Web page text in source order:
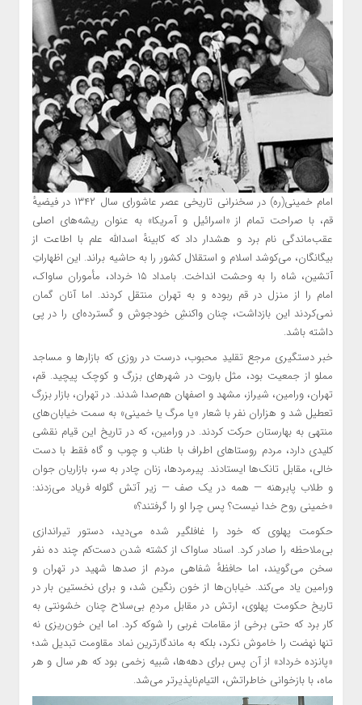
امام خمینی(ره) در سخنرانی تاریخی عصر عاشورای سال ۱۳۴۲ در فیضیهٔ
قم، با صراحت تمام از «اسرائیل و آمریکا» به عنوان ریشه‌های اصلی
عقب‌ماندگی نام برد و هشدار داد که کابینهٔ اسدالله علم با اطاعت از
بیگانگان، می‌کوشد اسلام و استقلال کشور را به حاشیه براند. این اظهاراتِ
آتشین، شاه را به وحشت انداخت. بامداد ۱۵ خرداد، مأموران ساواک،
امام را از منزل در قم ربوده و به تهران منتقل کردند. اما آنان گمان
نمی‌کردند این بازداشت، چنان واکنشِ خودجوش و گسترده‌ای را در پی
داشته باشد.
خبر دستگیری مرجع تقلیدِ محبوب، درست در روزی که بازارها و مساجد
مملو از جمعیت بود، مثل باروت در شهرهای بزرگ و کوچک پیچید. قم،
تهران، ورامین، شیراز، مشهد و اصفهان هم‌صدا شدند. در تهران، بازار بزرگ
تعطیل شد و هزاران نفر با شعار «یا مرگ یا خمینی» به سمت خیابان‌های
منتهی به بهارستان حرکت کردند. در ورامین، که در تاریخ این قیام نقشی
کلیدی دارد، مردم روستاهای اطراف با طناب و چوب و گاه فقط با دست
خالی، مقابل تانک‌ها ایستادند. پیرمردها، زنان چادر به سر، بازاریان جوان
و طلاب پابرهنه — همه در یک صف — زیر آتش گلوله فریاد می‌زدند:
«خمینی روح خدا نیست؟ پس چرا او را گرفتند؟»
حکومت پهلوی که خود را غافلگیر شده می‌دید، دستور تیراندازی
بی‌ملاحظه را صادر کرد. اسناد ساواک از کشته شدن دست‌کم چند ده نفر
سخن می‌گویند، اما حافظهٔ شفاهی مردم از صدها شهید در تهران و
ورامین یاد می‌کند. خیابان‌ها از خون رنگین شد، و برای نخستین بار در
تاریخ حکومت پهلوی، ارتش در مقابل مردمِ بی‌سلاح چنان خشونتی به
کار برد که حتی برخی از مقامات غربی را شوکه کرد. اما این خون‌ریزی نه
تنها نهضت را خاموش نکرد، بلکه به ماندگارترین نماد مقاومت تبدیل شد؛
«پانزده خرداد» از آن پس برای دهه‌ها، شبیه زخمی بود که هر سال و هر
ماه، با بازخوانی خاطراتش، التیام‌ناپذیرتر می‌شد.